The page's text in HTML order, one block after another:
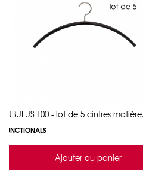
TUBULUS 100 - lot de 5 cintres
FUNCTIONALS
Ajouter au panier